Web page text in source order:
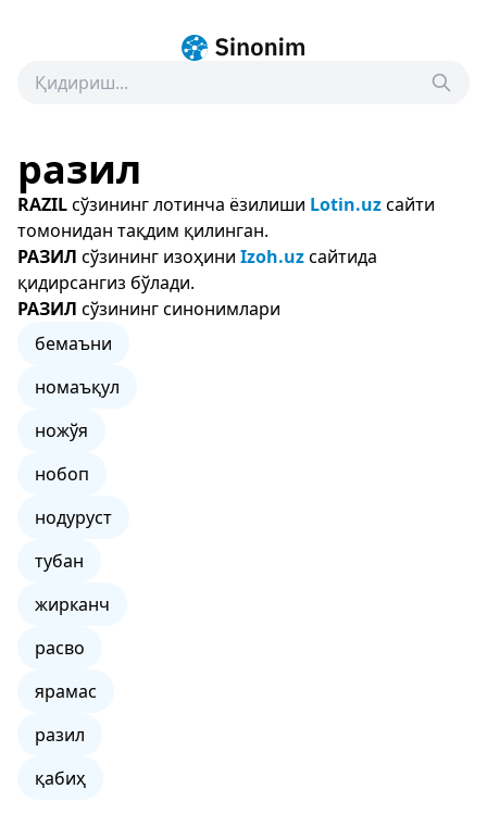
разил
RAZILсўзининг лотинча ёзилиши Lotin.uzсайти
томонидан тақдим қилинган.
РАЗИЛ сўзининг изоҳини Izoh.uzсайтида
қидирсангиз бўлади.
РАЗИЛ сўзининг синонимлари
бемаъни
номаъқул
ножўя
нобоп
нодуруст
тубан
жирканч
расво
ярамас
разил
қабиҳ